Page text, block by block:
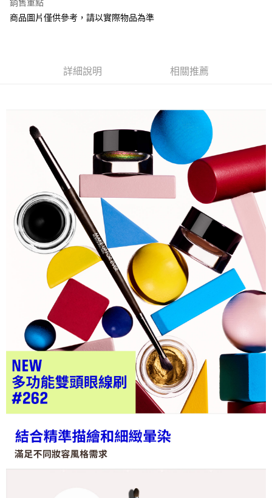
臺灣中小企業銀行
匯豐（台灣）商業銀行
華泰商業銀行
台新國際商業銀行
中國信託商業銀行
街口支付
AFTEE先享後付是「在收到商品之後才付款」的支付方式。 讓您購物簡單
便利好安心！
１．簡單：不需註冊會員、不需綁卡、不需儲值。
２．便利：只要手機號碼，簡訊認證，即可結帳。
３．安心：先確認商品／服務後，再付款。
【「AFTEE先享後付」結帳流程】
１．於結帳方式選擇「AFTEE先享後付」後，將跳轉至「AFTEE先享後付」
結帳頁面，進行簡訊認證並確認金額後，即可完成結帳。
２．訂單成立數日內，您將收到繳費通知簡訊。
３．收到繳費通知簡訊後14天內，點擊此簡訊中的連結，可透過四大超商／
ATM／網路銀行／等多元方式進行付款，方視為交易完成。
※ 請注意：結帳手續完成當下不需立刻繳費，但若您需要取消訂單，請聯絡
購買商品的店家。未經商家同意取消之訂單仍視為有效，需透過AFTEE先享
後付繳納相關費用。
※ 交易是否成功請以「AFTEE先享後付 」之結帳頁面顯示為準，若有關於
是否繳費成功／繳費後需取消欲退款等相關疑問，請聯繫「AFTEE先享後付
客戶支援中心」
https://netprotections.freshdesk.com/support/home
【注意事項】
１．透過由恩沛科技股份有限公司提供之「AFTEE先享後付」服務完成之交
易，需依本服務之必要範圍內提供個人資料，並將交易相關給付款項請求債
權轉讓予恩沛科技股份有限公司。
２．關於個人資料處理事宜，請瀏覽以下網址：
https://aftee.tw/terms/#terms3
３．未成年的使用者請事先徵得法定代理人或監護人之同意方可使用
「AFTEE先享後付」，若未經同意申辦者引起之損失，本公司不負相關責
４．使用「AFTEE先享後付」時，將依據個別帳號之用戶狀況，依本公司即
時審查核予不同之上限額度；若仍有額度不足之情形，本公司將視審查結果
請求用戶進行身份認證。
５．嚴禁一人註冊多個帳號或使用他人資訊註冊。若發現惡意使用之情形，
運送方式
全家取貨付款
每筆NT$80，滿NT$1,200(含以上)免運費
付款後全家取貨
每筆NT$80，滿NT$1,200(含以上)免運費
7-11取貨付款
每筆NT$80，滿NT$1,200(含以上)免運費
付款後7-11取貨
每筆NT$80，滿NT$1,200(含以上)免運費
每筆NT$120，滿NT$1,500(含以上)免運費
銷售重點
商品圖片僅供參考，請以實際物品為準
詳細說明 相關推薦